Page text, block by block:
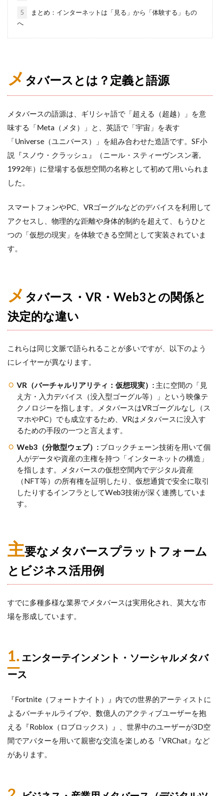
5
まとめ：インターネットは「見る」から「体験する」もの
へ
メ タバースとは？定義と語源
メタバースの語源は、ギリシャ語で「超える（超越）」を意
味する「Meta（メタ）」と、英語で「宇宙」を表す
「Universe（ユニバース）」を組み合わせた造語です。SF小
説『スノウ・クラッシュ』（ニール・スティーヴンスン著,
1992年）に登場する仮想空間の名称として初めて用いられま
した。
スマートフォンやPC、VRゴーグルなどのデバイスを利用して
アクセスし、物理的な距離や身体的制約を超えて、もうひと
つの「仮想の現実」を体験できる空間として実装されていま
す。
メ タバース・VR・Web3との関係と
決定的な違い
これらは同じ文脈で語られることが多いですが、以下のよう
にレイヤーが異なります。
VR（バーチャルリアリティ：仮想現実）: 主に空間の「見
え方・入力デバイス（没入型ゴーグル等）」という映像テ
クノロジーを指します。メタバースはVRゴーグルなし（ス
マホやPC）でも成立するため、VRはメタバースに没入す
るための手段の一つと言えます。
Web3（分散型ウェブ）: ブロックチェーン技術を用いて個
人がデータや資産の主権を持つ「インターネットの構造」
を指します。メタバースの仮想空間内でデジタル資産
（NFT等）の所有権を証明したり、仮想通貨で安全に取引
したりするインフラとしてWeb3技術が深く連携していま
す。
主要なメタバースプラットフォーム
とビジネス活用例
すでに多種多様な業界でメタバースは実用化され、莫大な市
場を形成しています。
1. エンターテインメント・ソーシャルメタバ
ース
『Fortnite（フォートナイト）』内での世界的アーティストに
よるバーチャルライブや、数億人のアクティブユーザーを抱
える『Roblox（ロブロックス）』、世界中のユーザーが3D空
間でアバターを用いて親密な交流を楽しめる『VRChat』など
があります。